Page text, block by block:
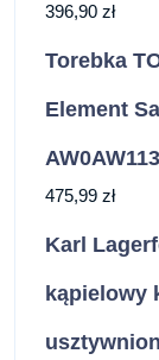
396,90 zł
Torebka
Element
475,99 zł
Karl
kąpielowy